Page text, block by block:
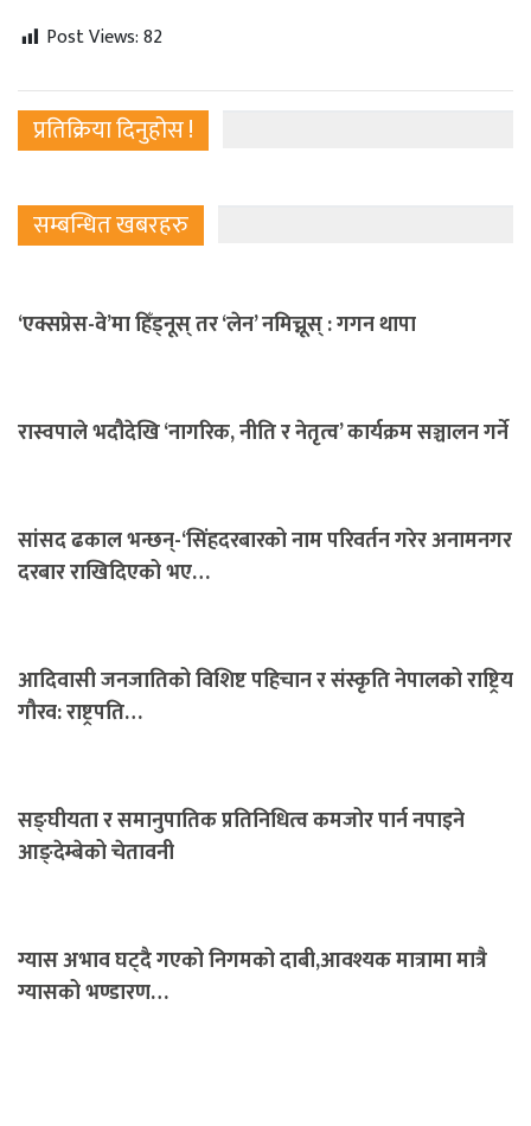
Post Views:82
प्रतिक्रिया दिनुहोस !
सम्बन्धित खबरहरु
‘एक्सप्रेस-वे’मा हिँड्नूस् तर ‘लेन’ नमिच्नूस् : गगन थापा
रास्वपाले भदौदेखि ‘नागरिक, नीति र नेतृत्व’ कार्यक्रम सञ्चालन गर्ने
सांसद ढकाल भन्छन्-‘सिंहदरबारको नाम परिवर्तन गरेर अनामनगर
दरबार राखिदिएको भए…
आदिवासी जनजातिको विशिष्ट पहिचान र संस्कृति नेपालको राष्ट्रिय
गौरव: राष्ट्रपति…
सङ्घीयता र समानुपातिक प्रतिनिधित्व कमजोर पार्न नपाइने
आङ्देम्बेको चेतावनी
ग्यास अभाव घट्दै गएको निगमको दाबी,आवश्यक मात्रामा मात्रै
ग्यासको भण्डारण…